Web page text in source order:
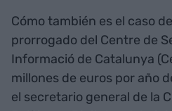
Cómo también es el caso
prorrogado del Centre de
Informació de Catalunya
millones de euros por año
el secretario general de la